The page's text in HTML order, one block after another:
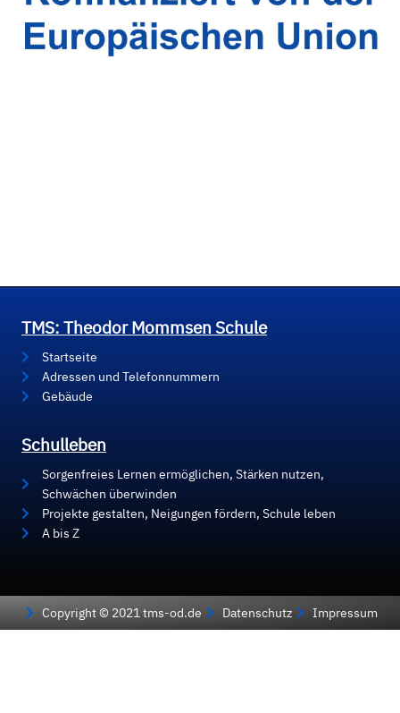
TMS: Theodor Mommsen Schule
Startseite
Adressen und Telefonnummern
Gebäude
Schulleben
Sorgenfreies Lernen ermöglichen, Stärken nutzen,
Schwächen überwinden
Projekte gestalten, Neigungen fördern, Schule leben
A bis Z
Copyright © 2021 tms-od.de Datenschutz Impressum